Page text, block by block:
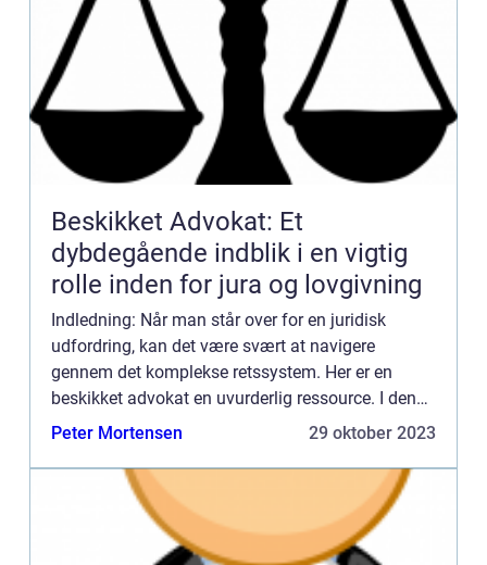
Beskikket Advokat: Et
dybdegående indblik i en vigtig
rolle inden for jura og lovgivning
Indledning: Når man står over for en juridisk
udfordring, kan det være svært at navigere
gennem det komplekse retssystem. Her er en
beskikket advokat en uvurderlig ressource. I denne
artikel vil vi udforske, hvad en beskikket advokat
Peter Mortensen 29 oktober 2023